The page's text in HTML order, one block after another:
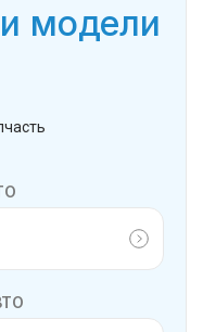
модели